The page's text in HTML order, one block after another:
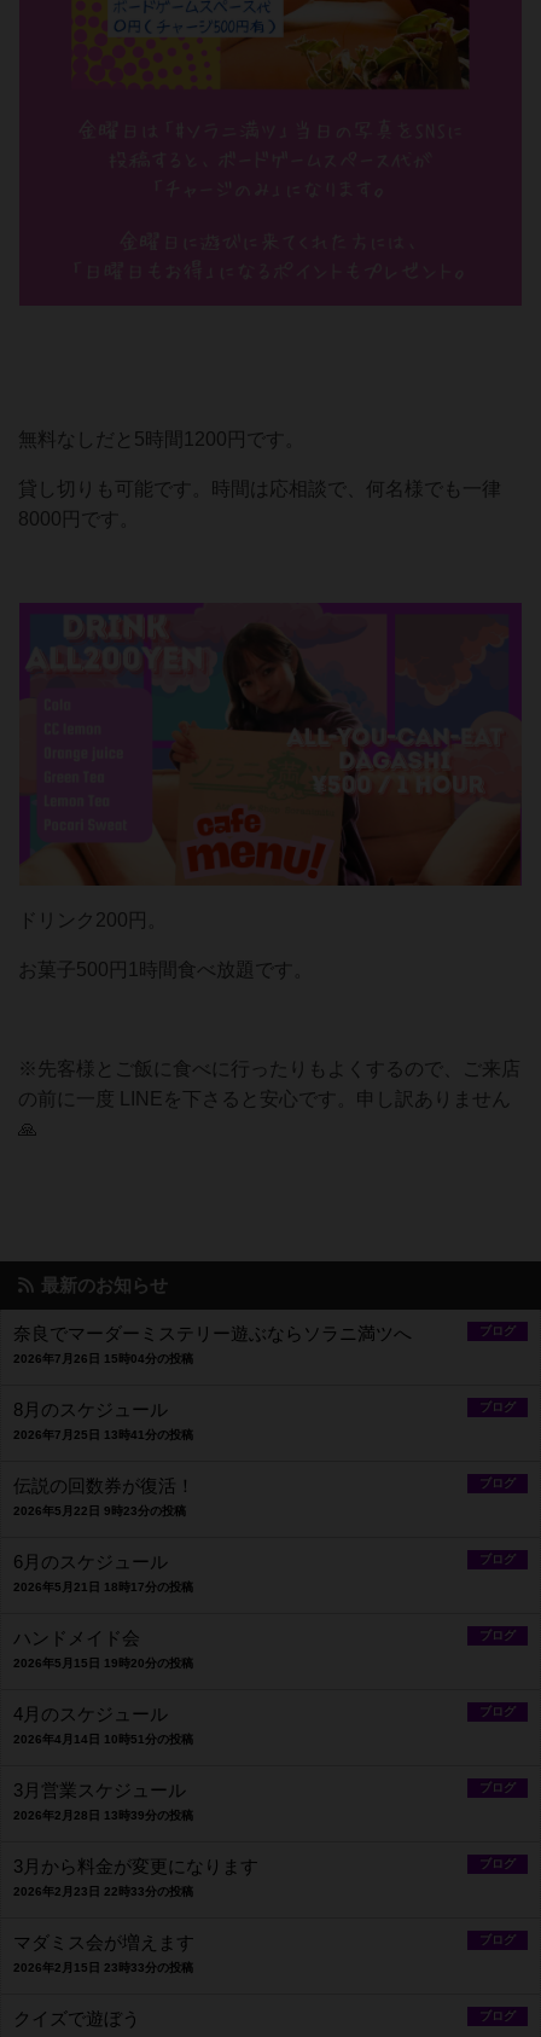
無料なしだと5時間1200円です。
貸し切りも可能です。時間は応相談で、何名様でも一律
8000円です。
ドリンク200円。
お菓子500円1時間食べ放題です。
※先客様とご飯に食べに行ったりもよくするので、ご来店
の前に一度 LINEを下さると安心です。申し訳ありません
🙏
最新のお知らせ
ブログ
奈良でマーダーミステリー遊ぶならソラニ満ツへ
2026年7月26日 15時04分の投稿
ブログ
8月のスケジュール
2026年7月25日 13時41分の投稿
ブログ
伝説の回数券が復活！
2026年5月22日 9時23分の投稿
ブログ
6月のスケジュール
2026年5月21日 18時17分の投稿
ブログ
ハンドメイド会
2026年5月15日 19時20分の投稿
ブログ
4月のスケジュール
2026年4月14日 10時51分の投稿
ブログ
3月営業スケジュール
2026年2月28日 13時39分の投稿
ブログ
3月から料金が変更になります
2026年2月23日 22時33分の投稿
ブログ
マダミス会が増えます
2026年2月15日 23時33分の投稿
ブログ
クイズで遊ぼう